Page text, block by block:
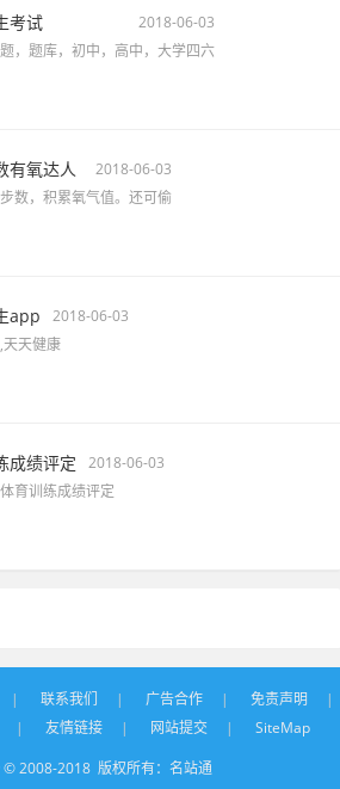
考试
2018-06-03
，题库，初中，高中，大学四六
有氧达人
2018-06-03
数，积累氧气值。还可偷
app
2018-06-03
天健康
成绩评定
2018-06-03
育训练成绩评定
| 联系我们 | 广告合作 | 免责声明
|
| 友情链接 | 网站提交 |
SiteMap
2008-2018 版权所有： 名站通